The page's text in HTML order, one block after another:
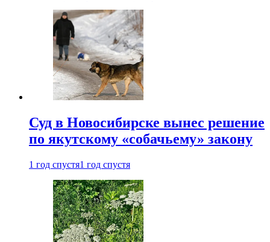
Суд в Новосибирске вынес решение
по якутскому «собачьему» закону
1 год спустя1 год спустя